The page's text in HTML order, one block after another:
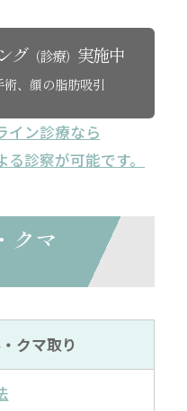
グ（診療） 実施中
、顔の脂肪吸引
イン診療なら
診察が可能です。
クマ
クマ取り